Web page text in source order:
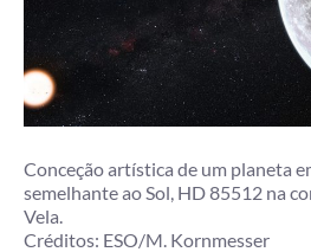
Conceção artística de um planeta
semelhante ao Sol, HD 85512 na
Vela.
Créditos: ESO/M. Kornmesser